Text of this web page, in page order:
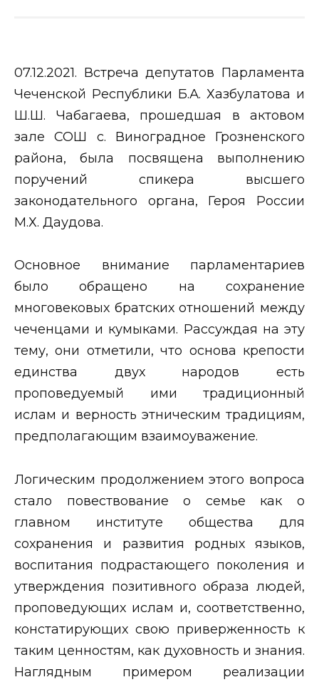
07.12.2021. Встреча депутатов Парламента
Чеченской Республики Б.А. Хазбулатова и
Ш.Ш. Чабагаева, прошедшая в актовом
зале СОШ с. Виноградное Грозненского
района, была посвящена выполнению
поручений спикера высшего
законодательного органа, Героя России
М.Х. Даудова.
Основное внимание парламентариев
было обращено на сохранение
многовековых братских отношений между
чеченцами и кумыками. Рассуждая на эту
тему, они отметили, что основа крепости
единства двух народов есть
проповедуемый ими традиционный
ислам и верность этническим традициям,
предполагающим взаимоуважение.
Логическим продолжением этого вопроса
стало повествование о семье как о
главном институте общества для
сохранения и развития родных языков,
воспитания подрастающего поколения и
утверждения позитивного образа людей,
проповедующих ислам и, соответственно,
констатирующих свою приверженность к
таким ценностям, как духовность и знания.
Наглядным примером реализации